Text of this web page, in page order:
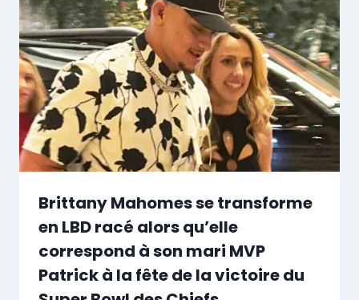
Brittany Mahomes se transforme
en LBD racé alors qu’elle
correspond à son mari MVP
Patrick à la fête de la victoire du